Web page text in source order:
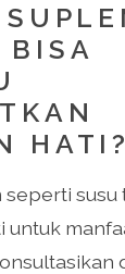
BISA
HATI?
susu
untuk